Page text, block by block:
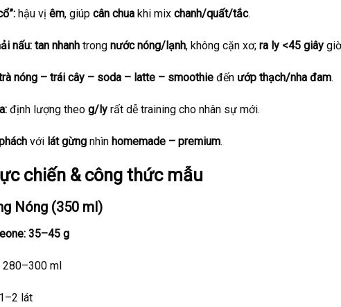
hậu vị êm, giúp cân chuakhi mix chanh/quất/tắc.
nấu: tan nhanhtrong nước nóng/lạnh, không cặn xơ; ra ly <45 giâygiờ
nóng – trái cây – soda – latte – smoothieđến ướp thạch/nha đam.
định lượng theo g/lyrất dễ training cho nhân sự mới.
với lát gừngnhìn homemade – premium.
chiến & công thức mẫu
Nóng (350 ml)
35–45 g
280–300 ml
lát